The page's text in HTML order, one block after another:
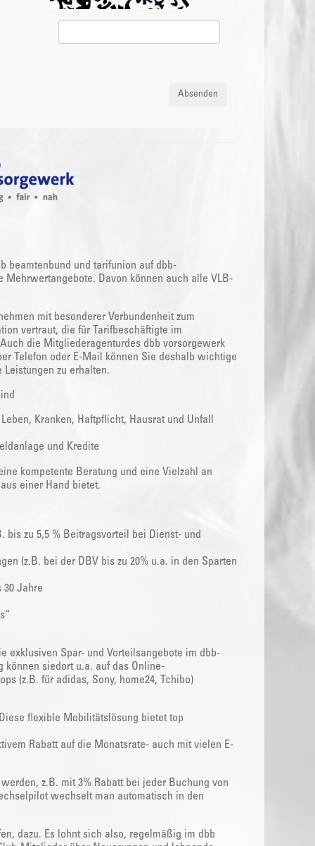
Absenden
beamtenbund und tarifunion auf dbb-
Davon können auch alle VLB-
mit besonderer Verbundenheit zum
vertraut, die für Tarifbeschäftigte im
die Mitgliederagenturdes dbb vorsorgewerk
Telefon oder E-Mail können Sie deshalb wichtige
Leistungen zu erhalten.
Kranken, Haftpflicht, Hausrat und Unfall
und Kredite
kompetente Beratung und eine Vielzahl an
einer Hand bietet.
bis zu 5,5 % Beitragsvorteil bei Dienst- und
(z.B. bei der DBV bis zu 20% u.a. in den Sparten
30 Jahre
exklusiven Spar- und Vorteilsangebote im dbb-
können siedort u.a. auf das Online-
(z.B. für adidas, Sony, home24, Tchibo)
flexible Mobilitätslösung bietet top
Rabatt auf die Monatsrate- auch mit vielen E-
z.B. mit 3% Rabatt bei jeder Buchung von
wechselt man automatisch in den
dazu. Es lohnt sich also, regelmäßig im dbb